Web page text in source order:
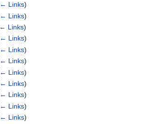
← Links)
← Links)
← Links)
← Links)
← Links)
← Links)
← Links)
← Links)
← Links)
← Links)
← Links)